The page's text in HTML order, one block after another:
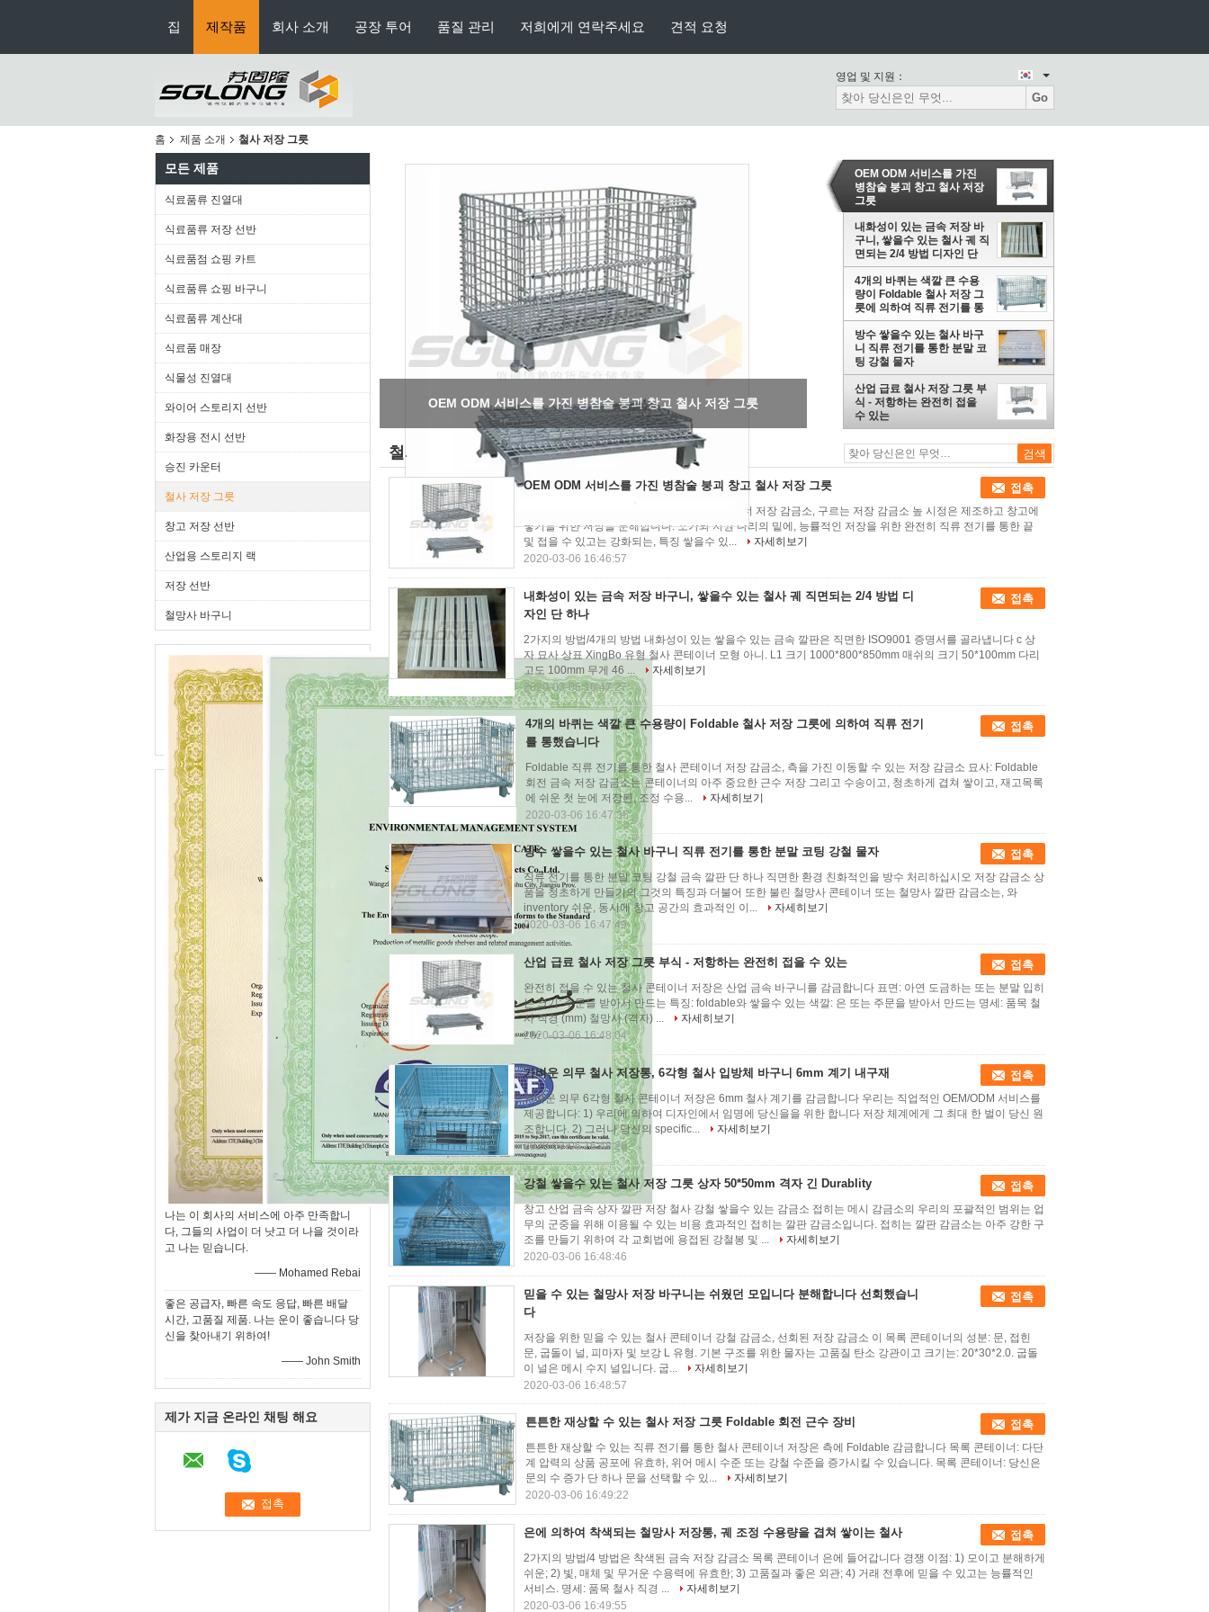
집 제작품 회사 소개 공장 투어 품질 관리 저희에게 연락주세요 견적 요청
영업 및 지원：
Go
홈 제품 소개 철사 저장 그릇
모든 제품
식료품류 진열대
식료품류 저장 선반
식료품점 쇼핑 카트
식료품류 쇼핑 바구니
식료품류 계산대
식료품 매장
식물성 진열대
와이어 스토리지 선반
화장용 전시 선반
승진 카운터
철사 저장 그릇
창고 저장 선반
산업용 스토리지 랙
저장 선반
철망사 바구니
나는 이 회사의 서비스에 아주 만족합니
다, 그들의 사업이 더 낫고 더 나을 것이라
고 나는 믿습니다.
—— Mohamed Rebai
좋은 공급자, 빠른 속도 응답, 빠른 배달
시간, 고품질 제품. 나는 운이 좋습니다 당
신을 찾아내기 위하여!
—— John Smith
제가 지금 온라인 채팅 해요
디자인 단 하나
OEM ODM 서비스를 가진
병참술 붕괴 창고 철사 저장
그릇
내화성이 있는 금속 저장 바
구니, 쌓을수 있는 철사 궤 직
면되는 2/4 방법 디자인 단
하나
4개의 바퀴는 색깔 큰 수용
량이 Foldable 철사 저장 그
릇에 의하여 직류 전기를 통
했습니다
방수 쌓을수 있는 철사 바구
니 직류 전기를 통한 분말 코
팅 강철 물자
산업 급료 철사 저장 그릇 부
식 - 저항하는 완전히 접을
수 있는
철사 저장 그릇 (13)
OEM ODM 서비스를 가진 병참술 붕괴 창고 철사 저장 그릇 접촉
주문을 받아서 만들어진 Foldable 철사 콘테이너 저장 감금소, 구르는 저장 감금소 높 시정은 제조하고 창고에
넣기를 위한 저장을 분해합니다. 포가와 지원 다리의 밑에, 능률적인 저장을 위한 완전히 직류 전기를 통한 끝
및 접을 수 있고는 강화되는, 특징 쌓을수 있...
자세히보기
2020-03-06 16:46:57
내화성이 있는 금속 저장 바구니, 쌓을수 있는 철사 궤 직면되는 2/4 방법 디
자인 단 하나
접촉
2가지의 방법/4개의 방법 내화성이 있는 쌓을수 있는 금속 깔판은 직면한 ISO9001 증명서를 골라냅니다 c 상
자 묘사 상표 XingBo 유형 철사 콘테이너 모형 아니. L1 크기 1000*800*850mm 매쉬의 크기 50*100mm 다리
고도 100mm 무게 46 ...
자세히보기
2020-03-06 16:47:27
4개의 바퀴는 색깔 큰 수용량이 Foldable 철사 저장 그릇에 의하여 직류 전기
를 통했습니다
접촉
Foldable 직류 전기를 통한 철사 콘테이너 저장 감금소, 측을 가진 이동할 수 있는 저장 감금소 묘사: Foldable
회전 금속 저장 감금소는 콘테이너의 아주 중요한 근수 저장 그리고 수송이고, 청초하게 겹쳐 쌓이고, 재고목록
에 쉬운 첫 눈에 저장된, 조정 수용...
자세히보기
2020-03-06 16:47:35
방수 쌓을수 있는 철사 바구니 직류 전기를 통한 분말 코팅 강철 물자 접촉
직류 전기를 통한 분말 코팅 강철 금속 깔판 단 하나 직면한 환경 친화적인을 방수 처리하십시오 저장 감금소 상
품을 청초하게 만들기의 그것의 특징과 더불어 또한 불린 철망사 콘테이너 또는 철망사 깔판 감금소는, 와
inventory 쉬운, 동시에 창고 공간의 효과적인 이...
자세히보기
2020-03-06 16:47:49
산업 급료 철사 저장 그릇 부식 - 저항하는 완전히 접을 수 있는 접촉
완전히 접을 수 있는 철사 콘테이너 저장은 산업 금속 바구니를 감금합니다 표면: 아연 도금하는 또는 분말 입히
는 크기: 주문을 받아서 만드는 특징: foldable와 쌓을수 있는 색깔: 은 또는 주문을 받아서 만드는 명세: 품목 철
사 직경 (mm) 철망사 (격자) ...
자세히보기
2020-03-06 16:48:04
가벼운 의무 철사 저장통, 6각형 철사 입방체 바구니 6mm 계기 내구재 접촉
가벼운 의무 6각형 철사 콘테이너 저장은 6mm 철사 계기를 감금합니다 우리는 직업적인 OEM/ODM 서비스를
제공합니다: 1) 우리에 의하여 디자인에서 임명에 당신을을 위한 합니다 저장 체계에게 그 최대 한 벌이 당신 원
조합니다. 2) 그러나 당신의 specific...
자세히보기
2020-03-06 16:48:20
강철 쌓을수 있는 철사 저장 그릇 상자 50*50mm 격자 긴 Durablity 접촉
창고 산업 금속 상자 깔판 저장 철사 강철 쌓을수 있는 감금소 접히는 메시 감금소의 우리의 포괄적인 범위는 업
무의 군중을 위해 이용될 수 있는 비용 효과적인 접히는 깔판 감금소입니다. 접히는 깔판 감금소는 아주 강한 구
조를 만들기 위하여 각 교회법에 용접된 강철봉 및 ...
자세히보기
2020-03-06 16:48:46
믿을 수 있는 철망사 저장 바구니는 쉬웠던 모입니다 분해합니다 선회했습니
다
접촉
저장을 위한 믿을 수 있는 철사 콘테이너 강철 감금소, 선회된 저장 감금소 이 목록 콘테이너의 성분: 문, 접힌
문, 굽돌이 널, 피마자 및 보강 L 유형. 기본 구조를 위한 물자는 고품질 탄소 강관이고 크기는: 20*30*2.0. 굽돌
이 널은 메시 수지 널입니다. 굽...
자세히보기
2020-03-06 16:48:57
튼튼한 재상할 수 있는 철사 저장 그릇 Foldable 회전 근수 장비 접촉
튼튼한 재상할 수 있는 직류 전기를 통한 철사 콘테이너 저장은 측에 Foldable 감금합니다 목록 콘테이너: 다단
계 압력의 상품 공포에 유효하, 위어 메시 수준 또는 강철 수준을 증가시킬 수 있습니다. 목록 콘테이너: 당신은
문의 수 증가 단 하나 문을 선택할 수 있...
자세히보기
2020-03-06 16:49:22
은에 의하여 착색되는 철망사 저장통, 궤 조정 수용량을 겹쳐 쌓이는 철사 접촉
2가지의 방법/4 방법은 착색된 금속 저장 감금소 목록 콘테이너 은에 들어갑니다 경쟁 이점: 1) 모이고 분해하게
쉬운; 2) 빛, 매체 및 무거운 수용력에 유효한; 3) 고품질과 좋은 외관; 4) 거래 전후에 믿을 수 있고는 능률적인
서비스. 명세: 품목 철사 직경 ...
자세히보기
2020-03-06 16:49:55